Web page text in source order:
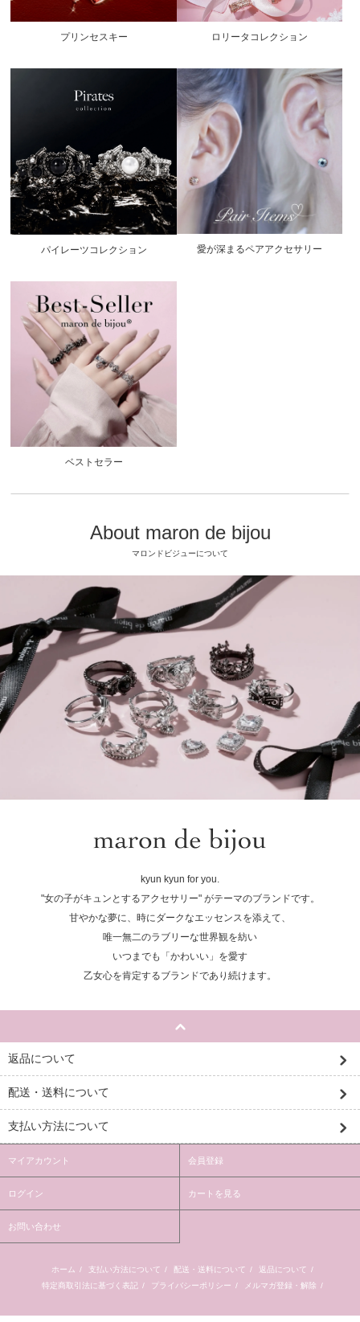
プリンセスキー ロリータコレクション
パイレーツコレクション 愛が深まるペアアクセサリー
ベストセラー
About maron de bijou
マロンドビジューについて
kyun kyun for you.
"女の子がキュンとするアクセサリー" がテーマのブランドです。
甘やかな夢に、時にダークなエッセンスを添えて、
唯一無二のラブリーな世界観を紡い
いつまでも「かわいい」を愛す
乙女心を肯定するブランドであり続けます。
返品について
配送・送料について
支払い方法について
マイアカウント 会員登録
ログイン カートを見る
お問い合わせ
ホーム / 支払い方法について / 配送・送料について / 返品について /
特定商取引法に基づく表記 / プライバシーポリシー / メルマガ登録・解除 /